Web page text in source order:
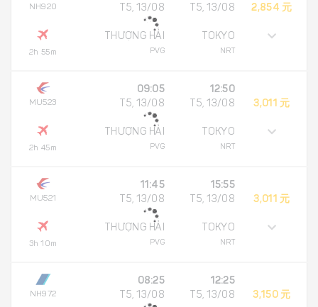
NH920
2h 55m
T5, 13/08
THƯỢNG HẢI
PVG
T5, 13/08
TOKYO
NRT
2,854 元
MU523
2h 45m
09:05
T5, 13/08
THƯỢNG HẢI
PVG
12:50
T5, 13/08
TOKYO
NRT
3,011 元
MU521
3h 10m
11:45
T5, 13/08
THƯỢNG HẢI
PVG
15:55
T5, 13/08
TOKYO
NRT
3,011 元
NH972
08:25
T5, 13/08
12:25
T5, 13/08
3,150 元